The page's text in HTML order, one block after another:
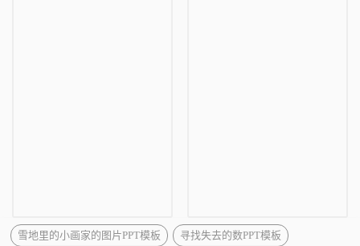
雪地里的小画家的图片PPT模板 寻找失去的数PPT模板